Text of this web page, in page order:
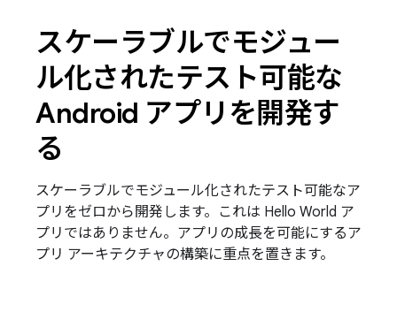
スケーラブルでモジュー
ル化されたテスト可能な
Android アプリを開発す
る
スケーラブルでモジュール化されたテスト可能なア
プリをゼロから開発します。これは Hello World ア
プリではありません。アプリの成長を可能にするア
プリ アーキテクチャの構築に重点を置きます。